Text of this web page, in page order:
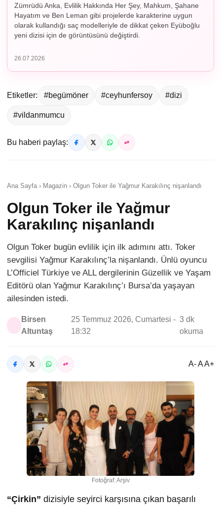
Zümrüdü Anka, Evlilik Hakkında Her Şey, Mahkum, Şahane
Hayatım ve Ben Leman gibi projelerde karakterine uygun
olarak kullandığı saç modelleriyle de dikkat çeken Eyüboğlu
yeni dizisi için de görüntüsünü değiştirdi.
26.07.2026
Etiketler: #begümöner #ceyhunfersoy #dizi
#vildanmumcu
Bu haberi paylaş:
Ana Sayfa › Magazin › Olgun Toker ile Yağmur Karakılınç nişanlandı
Olgun Toker ile Yağmur
Karakılınç nişanlandı
Olgun Toker bugün evlilik için ilk adımını attı. Toker
sevgilisi Yağmur Karakılınç’la nişanlandı. Ünlü oyuncu
L’Officiel Türkiye ve ALL dergilerinin Güzellik ve Yaşam
Editörü olan Yağmur Karakılınç’ı Bursa’da yaşayan
ailesinden istedi.
Birsen
Altuntaş
25 Temmuz 2026, Cumartesi -
18:32
3 dk
okuma
A- A A+
Fotoğraf: Arşiv
“Çirkin” dizisiyle seyirci karşısına çıkan başarılı